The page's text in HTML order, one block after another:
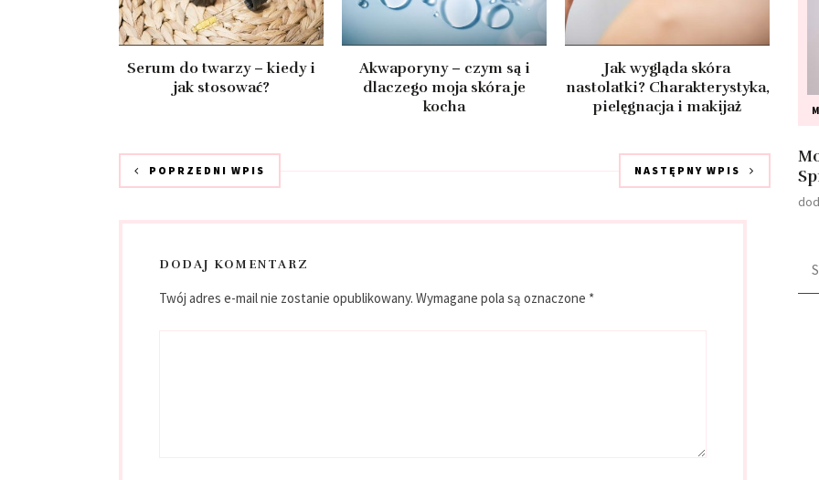
Serum do twarzy – kiedy i
jak stosować?
Akwaporyny – czym są i
dlaczego moja skóra je
kocha
Jak wygląda skóra
nastolatki? Charakterystyka,
pielęgnacja i makijaż
POPRZEDNI WPIS NASTĘPNY WPIS
DODAJ KOMENTARZ
Twój adres e-mail nie zostanie opublikowany. Wymagane pola są oznaczone *